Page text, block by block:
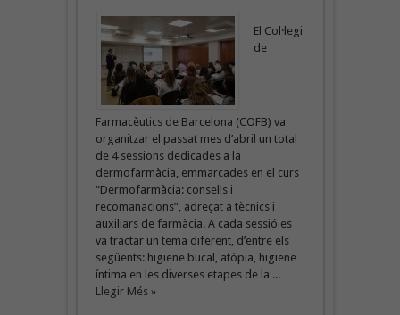
El Col·legi
de
Farmacèutics de Barcelona (COFB) va
organitzar el passat mes d’abril un total
de 4 sessions dedicades a la
dermofarmàcia, emmarcades en el curs
“Dermofarmàcia: consells i
recomanacions”, adreçat a tècnics i
auxiliars de farmàcia. A cada sessió es
va tractar un tema diferent, d’entre els
següents: higiene bucal, atòpia, higiene
íntima en les diverses etapes de la ...
Llegir Més »